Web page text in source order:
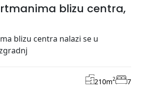
blizu centra,
blizu centra nalazi se u
210m2 7